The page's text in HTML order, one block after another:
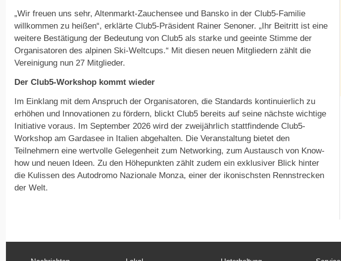
„Wir freuen uns sehr, Altenmarkt-Zauchensee und Bansko in der Club5-Familie
willkommen zu heißen“, erklärte Club5-Präsident Rainer Senoner. „Ihr Beitritt ist eine
weitere Bestätigung der Bedeutung von Club5 als starke und geeinte Stimme der
Organisatoren des alpinen Ski-Weltcups.“ Mit diesen neuen Mitgliedern zählt die
Vereinigung nun 27 Mitglieder.
Der Club5-Workshop kommt wieder
Im Einklang mit dem Anspruch der Organisatoren, die Standards kontinuierlich zu
erhöhen und Innovationen zu fördern, blickt Club5 bereits auf seine nächste wichtige
Initiative voraus. Im September 2026 wird der zweijährlich stattfindende Club5-
Workshop am Gardasee in Italien abgehalten. Die Veranstaltung bietet den
Teilnehmern eine wertvolle Gelegenheit zum Networking, zum Austausch von Know-
how und neuen Ideen. Zu den Höhepunkten zählt zudem ein exklusiver Blick hinter
die Kulissen des Autodromo Nazionale Monza, einer der ikonischsten Rennstrecken
der Welt.